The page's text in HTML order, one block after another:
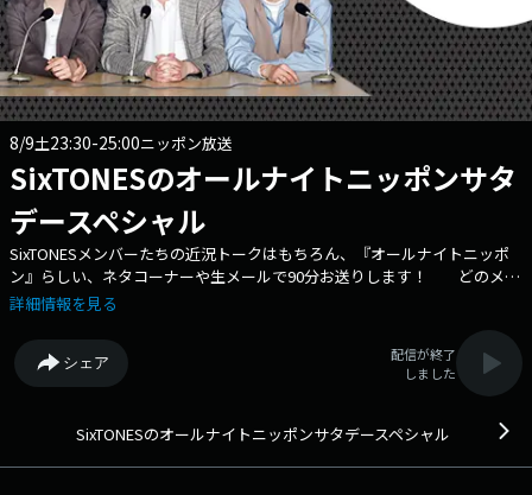
8/9土23:30-25:00ニッポン放送
SixTONESのオールナイトニッポンサタ
デースペシャル
SixTONESメンバーたちの近況トークはもちろん、『オールナイトニッポ
ン』らしい、ネタコーナーや生メールで90分お送りします！ どのメン
バーが登場するかは放送までのお楽しみです！ ★☆★☆★ 生放送
@SixTONESANNSat ハッシュタグ #SixTONESANN ★☆★☆★メー
ルアドレス： st@allnightnippon.com 番組ホームページはこち
ら twitterハッシュタグは「#SixTONESANN」twitterアカウントは
詳細情報を見る
シェア
配信が終了
しました
SixTONESのオールナイトニッポンサタデースペシャル